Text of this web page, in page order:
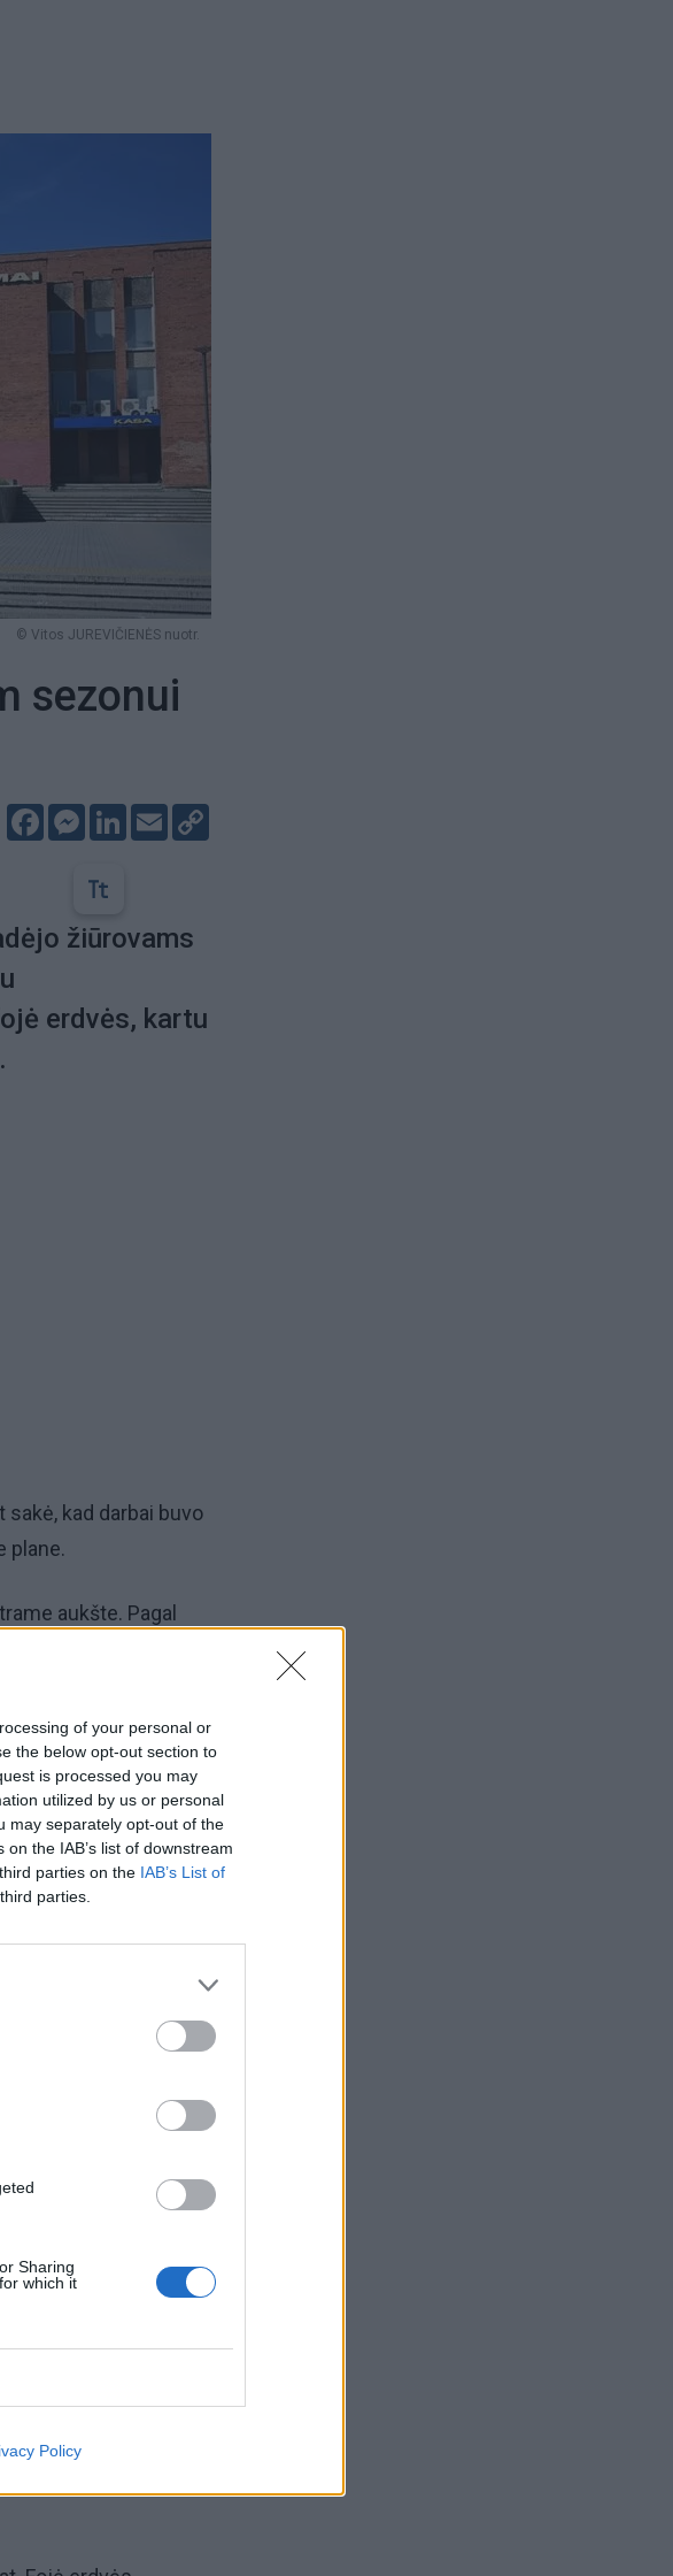
of your personal or
the below opt-out section to
is processed you may
utilized by us or personal
may separately opt-out of the
the IAB’s list of downstream
parties on the IAB’s List of
parties.
Sharing
which it
Policy
© Vitos JUREVIČIENĖS nuotr.
sezonui
FacebookMessenger
LinkedIn
Email
žiūrovams
erdvės, kartu
kad darbai buvo
plane.
aukšte. Pagal
lėšomis.
eurų. Darbus
© Vitos JUREVIČIENĖS nuotr.